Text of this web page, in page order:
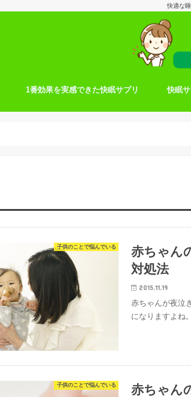
快適な
1番効果を実感できた快眠サプリ 快眠
子供のことで悩んでいる
赤ちゃん
対処法
2015.11.19
赤ちゃんが夜泣
になりますよね
子供のことで悩んでいる 赤ちゃん